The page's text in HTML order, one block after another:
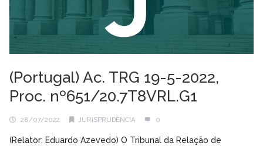
(Portugal) Ac. TRG 19-5-2022,
Proc. nº651/20.7T8VRL.G1
28/07/2022 JURISPRUDÊNCIA 0
(Relator: Eduardo Azevedo) O Tribunal da Relação de